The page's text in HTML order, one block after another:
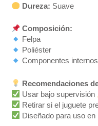
Dureza: Suave
Composición:
Felpa
Poliéster
Componentes
Recomendaciones
Usar bajo supervisión
Retirar si el juguete
Diseñado para uso en